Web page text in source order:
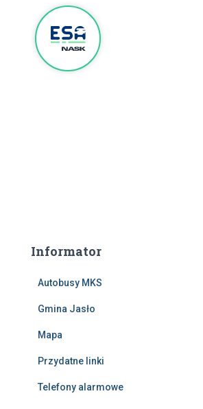
Informator
Autobusy MKS
Gmina Jasło
Mapa
Przydatne linki
Telefony alarmowe